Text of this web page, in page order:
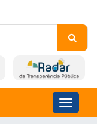
Toggle